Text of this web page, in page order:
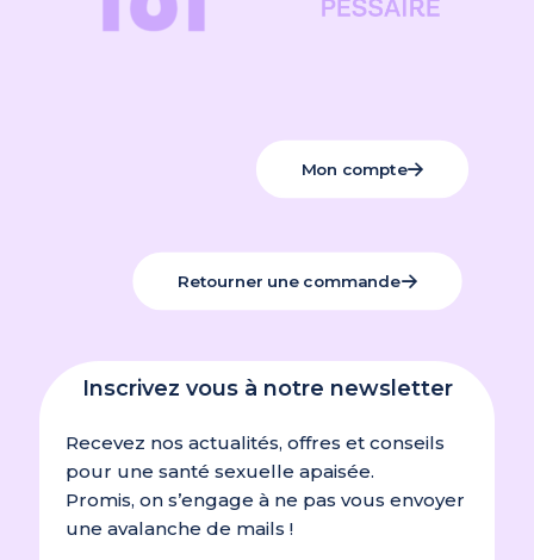
Mon compte
Retourner une commande
Inscrivez vous à notre newsletter
Recevez nos actualités, offres et conseils
pour une santé sexuelle apaisée.
Promis, on s’engage à ne pas vous envoyer
une avalanche de mails !